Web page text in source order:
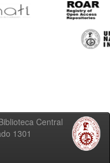
Central
1301